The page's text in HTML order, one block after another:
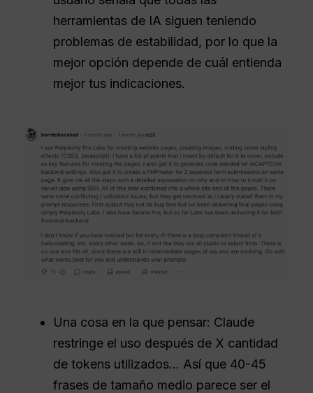
herramientas de IA siguen teniendo
problemas de estabilidad, por lo que la
mejor opción depende de cuál entienda
mejor tus indicaciones.
Una cosa en la que pensar: Claude
restringe el uso después de X cantidad
de tokens utilizados... Así que 40-45
frases de tamaño medio parece ser el